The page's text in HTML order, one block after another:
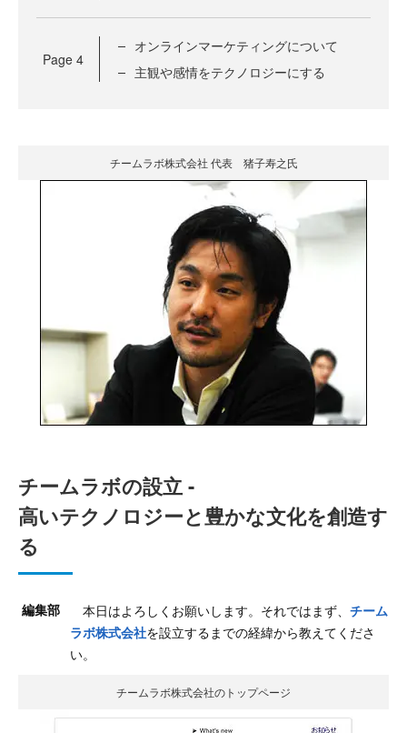
Page 4
オンラインマーケティングについて
主観や感情をテクノロジーにする
チームラボ株式会社 代表 猪子寿之氏
チームラボの設立 -
高いテクノロジーと豊かな文化を創造す
る
編集部 本日はよろしくお願いします。それではまず、 チーム
ラボ株式会社を設立するまでの経緯から教えてくださ
い。
チームラボ株式会社のトップページ